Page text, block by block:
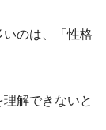
のは、「性格
解できないと